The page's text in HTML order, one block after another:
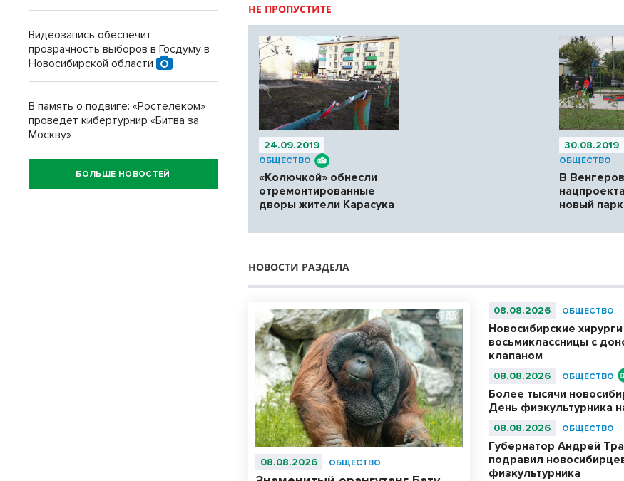
НЕ ПРОПУСТИТЕ
24.09.2019
ОБЩЕСТВО
«Колючкой» обнесли
отремонтированные
дворы жители Карасука
30.08.2019
ОБЩЕСТВО
В
новый парк
НОВОСТИ РАЗДЕЛА
08.08.2026 ОБЩЕСТВО
08.08.2026 ОБЩЕСТВО
Новосибирские
восьмиклассницы с
клапаном
08.08.2026 ОБЩЕСТВО
Более тысячи
День физкультурника
08.08.2026 ОБЩЕСТВО
Губернатор Андрей
подравил
физкультурника
Видеозапись обеспечит
прозрачность выборов в Госдуму в
Новосибирской области
В память о подвиге: «Ростелеком»
проведет кибертурнир «Битва за
Москву»
БОЛЬШЕ НОВОСТЕЙ